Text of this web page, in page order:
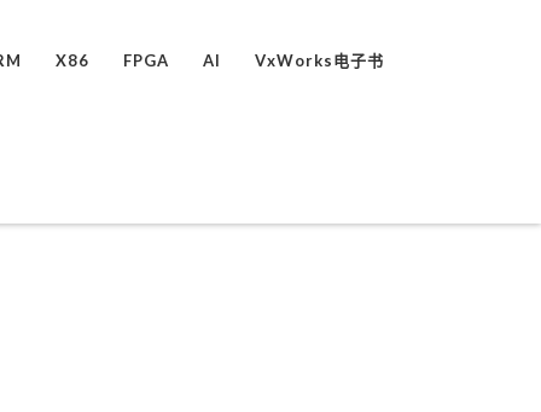
X86 FPGA AI VxWorks电子书